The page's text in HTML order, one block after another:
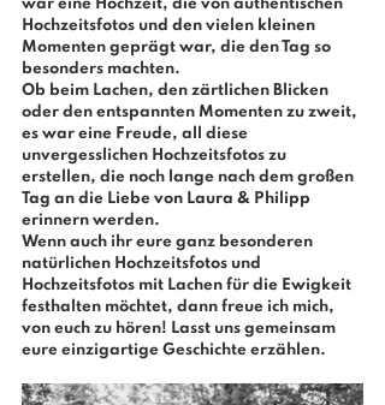
war eine Hochzeit, die von authentischen
Hochzeitsfotos und den vielen kleinen
Momenten geprägt war, die den Tag so
besonders machten.
Ob beim Lachen, den zärtlichen Blicken
oder den entspannten Momenten zu zweit,
es war eine Freude, all diese
unvergesslichen Hochzeitsfotos zu
erstellen, die noch lange nach dem großen
Tag an die Liebe von Laura & Philipp
erinnern werden.
Wenn auch ihr eure ganz besonderen
natürlichen Hochzeitsfotos und
Hochzeitsfotos mit Lachen für die Ewigkeit
festhalten möchtet, dann freue ich mich,
von euch zu hören! Lasst uns gemeinsam
eure einzigartige Geschichte erzählen.